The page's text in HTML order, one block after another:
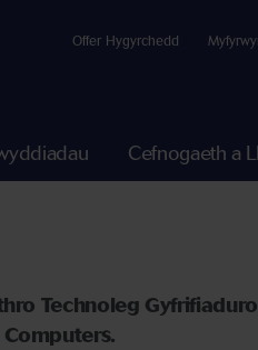
Offer Hygyrchedd
Cefnogaeth a
Technoleg
Computers.